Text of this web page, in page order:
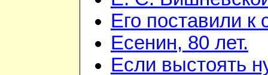
Его поставили к
Есенин, 80 лет.
Если выстоять